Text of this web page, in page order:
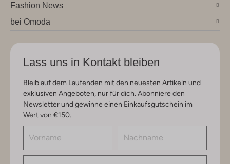
Fashion News
bei Omoda
Lass uns in Kontakt bleiben
Bleib auf dem Laufenden mit den neuesten Artikeln und
exklusiven Angeboten, nur für dich. Abonniere den
Newsletter und gewinne einen Einkaufsgutschein im
Wert von €150.